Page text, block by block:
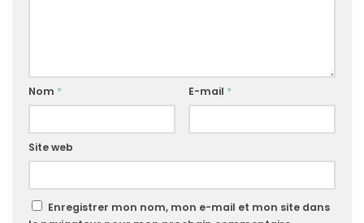
Nom * E-mail *
Site web
Enregistrer mon nom, mon e-mail et mon site dans